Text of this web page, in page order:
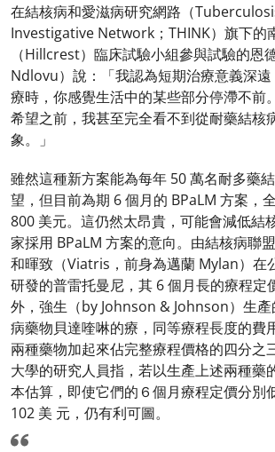
在結核病和愛滋病研究網路（
Investigative Network；THINK）旗下的
（Hillcrest）臨床試驗小組參與試驗的恩
Ndlovu）說：「我認為短期治療意義深
療時，你感覺生活中的某些部分停滯不前
希望之前，我甚至完全看不到從耐藥結核
象。」
雖然這種新方案能為每年 50 萬名耐多藥
望，但目前為期 6 個月的 BPaLM 方案，
800 美元。這仍然太昂貴，可能會減低結
家採用 BPaLM 方案的意向。由結核病聯
和暉致（Viatris，前身為邁蘭 Mylan）在
研發的普雷托曼尼，其 6 個月長的療程定
外，強生（by Johnson & Johnson）生
病藥物貝達喹啉的療，同等療程長度的費
兩種藥物加起來佔完整療程價格的四分之
大學的研究人員指，若以生產上述兩種藥
本估算，即使它們的６個月療程定價分別
102 美 元，仍有利可圖。